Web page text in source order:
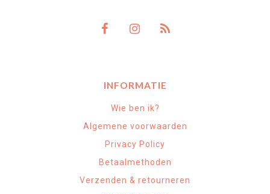
INFORMATIE
Wie ben ik?
Algemene voorwaarden
Privacy Policy
Betaalmethoden
Verzenden & retourneren